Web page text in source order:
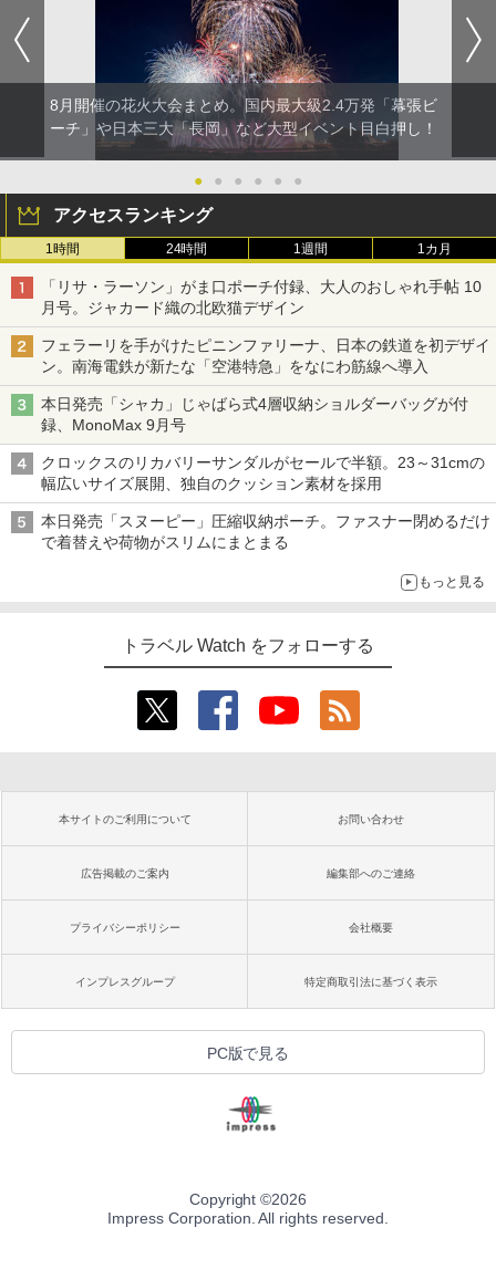
8月開催の花火大会まとめ。国内最大級2.4万発「幕張ビ
ーチ」や日本三大「長岡」など大型イベント目白押し！
● ● ● ● ● ●
アクセスランキング
1時間 24時間 1週間 1カ月
「リサ・ラーソン」がま口ポーチ付録、大人のおしゃれ手帖 10
月号。ジャカード織の北欧猫デザイン
フェラーリを手がけたピニンファリーナ、日本の鉄道を初デザイ
ン。南海電鉄が新たな「空港特急」をなにわ筋線へ導入
本日発売「シャカ」じゃばら式4層収納ショルダーバッグが付
録、MonoMax 9月号
クロックスのリカバリーサンダルがセールで半額。23～31cmの
幅広いサイズ展開、独自のクッション素材を採用
本日発売「スヌーピー」圧縮収納ポーチ。ファスナー閉めるだけ
で着替えや荷物がスリムにまとまる
もっと見る
トラベル Watch をフォローする
本サイトのご利用について お問い合わせ
広告掲載のご案内 編集部へのご連絡
プライバシーポリシー 会社概要
インプレスグループ 特定商取引法に基づく表示
PC版で見る
Copyright ©2026
Impress Corporation. All rights reserved.